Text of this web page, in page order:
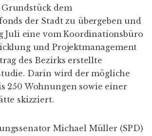
Grundstück dem
der Stadt zu übergeben und
Juli eine vom Koordinationsbüro
und Projektmanagement
des Bezirks erstellte
Darin wird der mögliche
250 Wohnungen sowie einer
skizziert.
Michael Müller (SPD)